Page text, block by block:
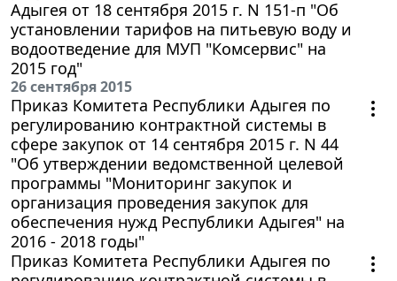
Адыгея от 18 сентября 2015 г. N 151-п "Об
установлении тарифов на питьевую воду и
водоотведение для МУП "Комсервис" на
2015 год"
26 сентября 2015
Приказ Комитета Республики Адыгея по
регулированию контрактной системы в
сфере закупок от 14 сентября 2015 г. N 44
"Об утверждении ведомственной целевой
программы "Мониторинг закупок и
организация проведения закупок для
обеспечения нужд Республики Адыгея" на
2016 - 2018 годы"
Приказ Комитета Республики Адыгея по